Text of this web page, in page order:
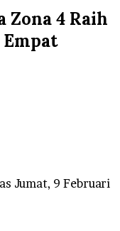
Zona 4 Raih
Empat
Jumat, 9 Februari